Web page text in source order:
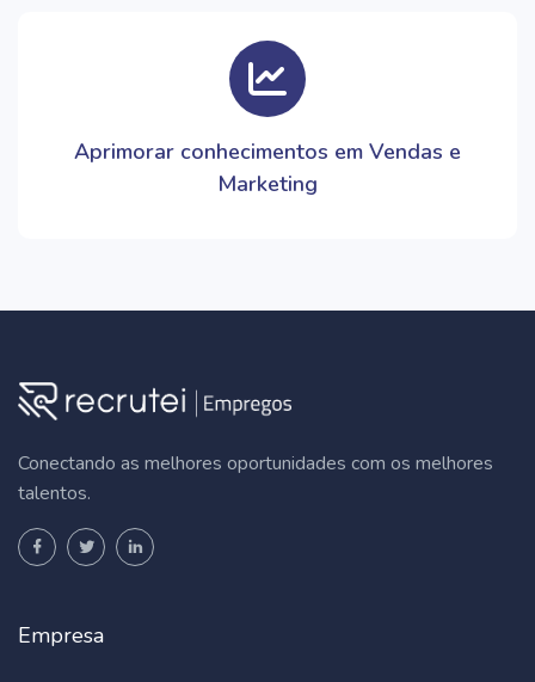
Aprimorar conhecimentos em Vendas e
Marketing
Conectando as melhores oportunidades com os melhores
talentos.
Empresa